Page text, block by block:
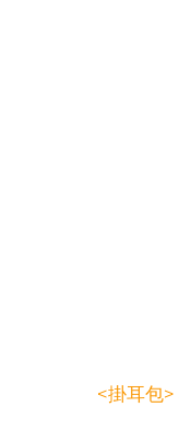
<掛耳包